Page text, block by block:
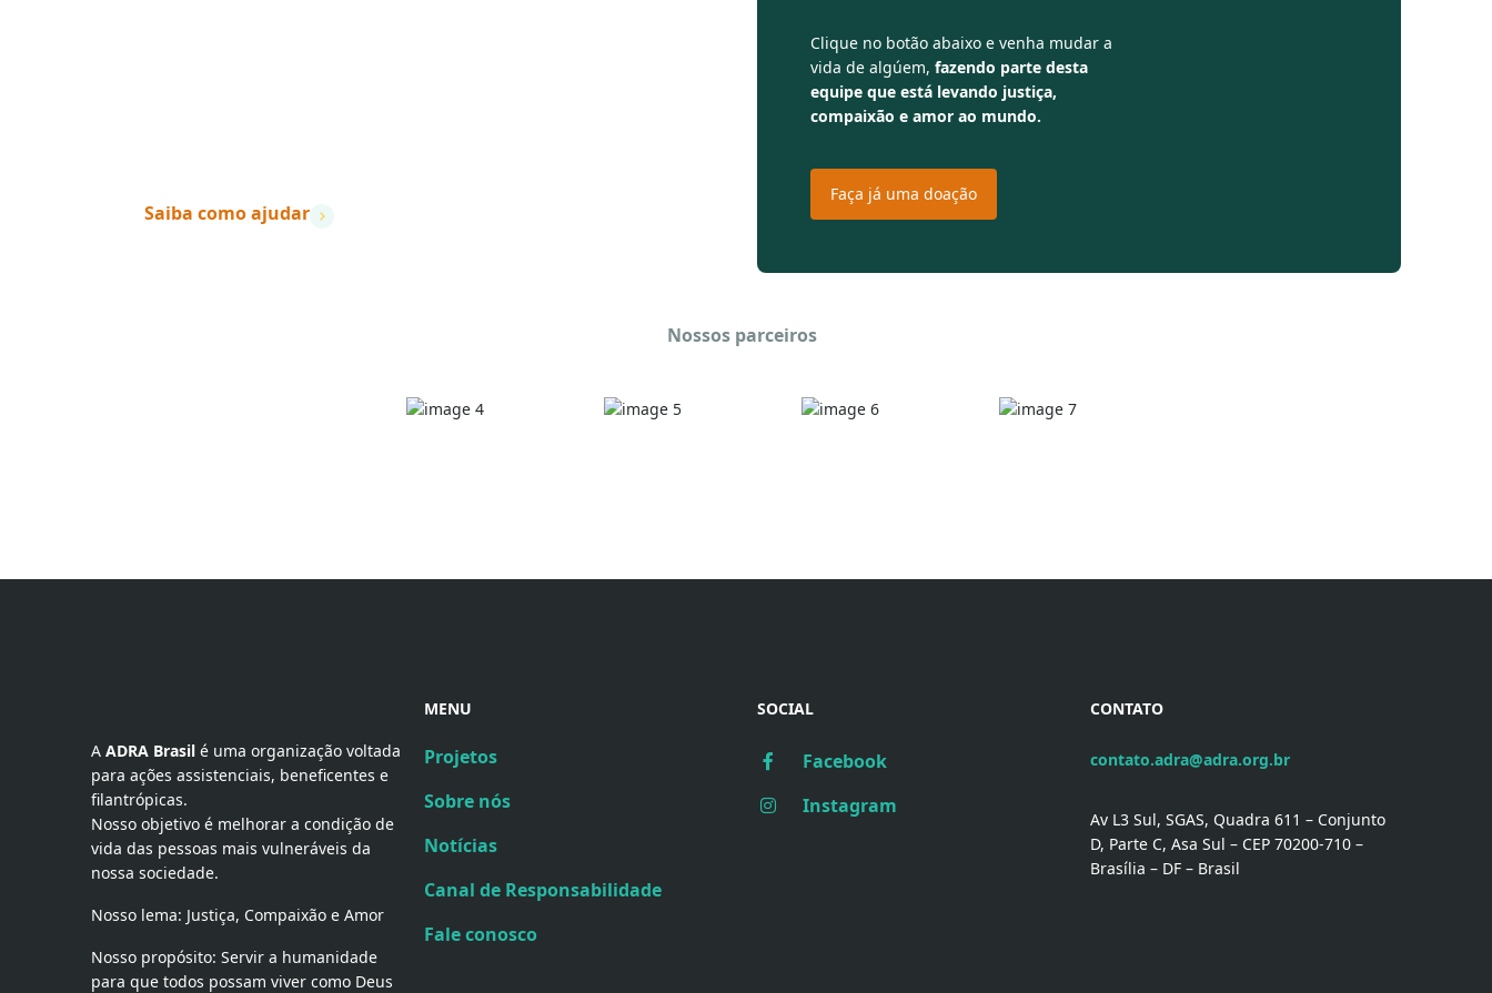
Saiba como ajudar
Clique no botão abaixo e venha mudar a
vida de algúem, fazendo parte desta
equipe que está levando justiça,
compaixão e amor ao mundo.
Faça já uma doação
Nossos parceiros
A ADRA Brasil é uma organização voltada
para ações assistenciais, beneficentes e
filantrópicas.
Nosso objetivo é melhorar a condição de
vida das pessoas mais vulneráveis da
nossa sociedade.
Nosso lema: Justiça, Compaixão e Amor
Nosso propósito: Servir a humanidade
para que todos possam viver como Deus
MENU
Projetos
Sobre nós
Notícias
Canal de Responsabilidade
Fale conosco
SOCIAL
Facebook
Instagram
CONTATO
contato.adra@adra.org.br
Av L3 Sul, SGAS, Quadra 611 – Conjunto
D, Parte C, Asa Sul – CEP 70200-710 –
Brasília – DF – Brasil